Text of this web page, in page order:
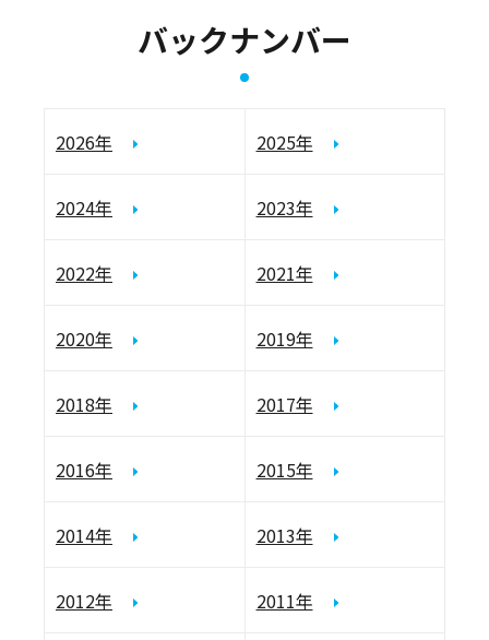
バックナンバー
2026年 2025年
2024年 2023年
2022年 2021年
2020年 2019年
2018年 2017年
2016年 2015年
2014年 2013年
2012年 2011年